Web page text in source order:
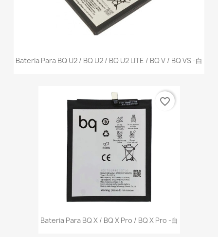
Bateria Para BQ U2 / BQ U2 / BQ U2 LITE / BQ V / BQ VS -白
Bateria Para BQ X / BQ X Pro / BQ X Pro -白
favorite_border